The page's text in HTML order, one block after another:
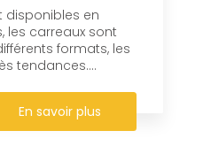
disponibles en
les carreaux sont
formats, les
tendances....
En savoir plus